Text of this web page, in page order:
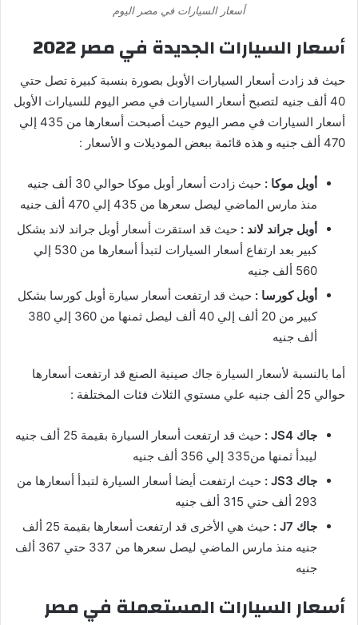
أسعار السيارات في مصر اليوم
أسعار السيارات الجديدة في مصر2022
حيث قد زادت أسعار السيارات الأوبل بصورة بنسبة كبيرة تصل حتي
40 ألف جنيه لتصبح أسعار السيارات في مصر اليوم للسيارات الأوبل
أسعار السيارات في مصر اليوم حيث أصبحت أسعارها من 435 إلي
470 ألف جنيه و هذه قائمة ببعض الموديلات و الأسعار :
أوبل موكا :
حيث زادت أسعار أوبل موكا حوالي 30 ألف جنيه
منذ مارس الماضي ليصل سعرها من 435 إلي 470 ألف جنيه
أوبل جراند لاند : حيث قد استقرت أسعار أوبل جراند لاند بشكل
كبير بعد ارتفاع أسعار السيارات لتبدأ أسعارها من 530 إلي
560 ألف جنيه
أوبل كورسا : حيث قد ارتفعت أسعار سيارة أوبل كورسا بشكل
كبير من 20 ألف إلي 40 ألف ليصل ثمنها من 360 إلي 380
ألف جنيه
أما بالنسبة لأسعار السيارة جاك صينية الصنع قد ارتفعت أسعارها
حوالي 25 ألف جنيه علي مستوي الثلاث فئات المختلفة :
جاك JS4
:
حيث قد ارتفعت أسعار السيارة بقيمة 25 ألف جنيه
ليبدأ ثمنها من335 إلي 356 ألف جنيه
جاك JS3
: حيث ارتفعت أيضا أسعار السيارة لتبدأ أسعارها من
293 ألف حتي 315 ألف جنيه
جاك J7
:
حيث هي الأخرى قد ارتفعت أسعارها بقيمة 25 ألف
جنيه منذ مارس الماضي ليصل سعرها من 337 حتي 367 ألف
جنيه
أسعار السيارات المستعملة في مصر